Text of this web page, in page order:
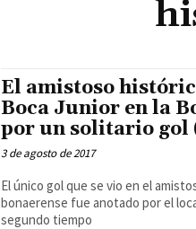
El amistoso
Boca Junior en la
por un solitario gol
3 de agosto de 2017
El único gol que se vio en el
bonaerense fue anotado por el
segundo tiempo